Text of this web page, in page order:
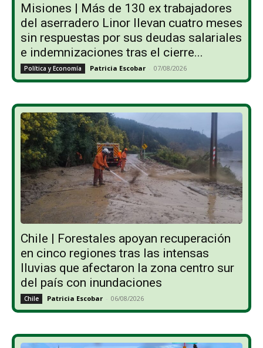
Misiones | Más de 130 ex trabajadores
del aserradero Linor llevan cuatro meses
sin respuestas por sus deudas salariales
e indemnizaciones tras el cierre...
Política y Economía Patricia Escobar - 07/08/2026
Chile | Forestales apoyan recuperación
en cinco regiones tras las intensas
lluvias que afectaron la zona centro sur
del país con inundaciones
Chile Patricia Escobar - 06/08/2026